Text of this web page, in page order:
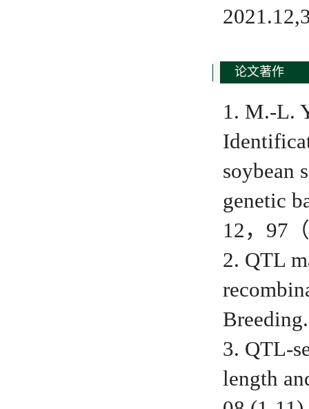
论文著作
1. M.-L.
soybean
genetic
12，97
2. QTL
3. QTL-
length